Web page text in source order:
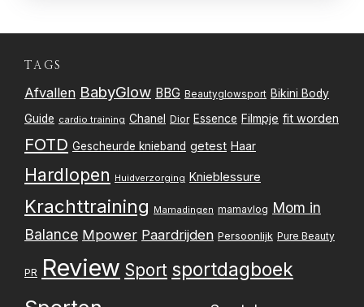
TAGS
Afvallen BabyGlow BBG Beautyglowsport Bikini Body
Guide cardio training Chanel Dior Essence Filmpje fit worden
FOTD Gescheurde knieband getest Haar
Hardlopen Huidverzorging Knieblessure
Krachttraining Mamadingen mamavlog Mom in
Balance Mpower Paardrijden Persoonlijk Pure Beauty
PR Review Sport sportdagboek